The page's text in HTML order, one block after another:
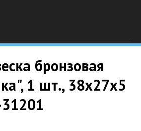
бронзовая
1 шт., 38х27х5